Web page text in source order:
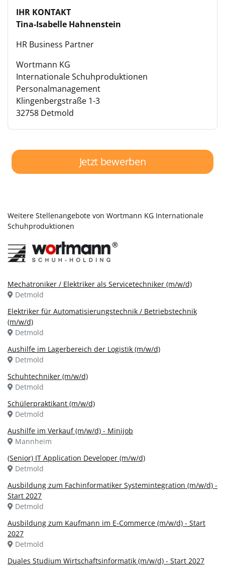
IHR KONTAKT
Tina-Isabelle Hahnenstein
HR Business Partner
Wortmann KG
Internationale Schuhproduktionen
Personalmanagement
Klingenbergstraße 1-3
32758 Detmold
Jetzt bewerben
Weitere Stellenangebote von Wortmann KG Internationale
Schuhproduktionen
Mechatroniker / Elektriker als Servicetechniker (m/w/d)
Detmold
Elektriker für Automatisierungstechnik / Betriebstechnik
(m/w/d)
Detmold
Aushilfe im Lagerbereich der Logistik (m/w/d)
Detmold
Schuhtechniker (m/w/d)
Detmold
Schülerpraktikant (m/w/d)
Detmold
Aushilfe im Verkauf (m/w/d) - Minijob
Mannheim
(Senior) IT Application Developer (m/w/d)
Detmold
Ausbildung zum Fachinformatiker Systemintegration (m/w/d) -
Start 2027
Detmold
Ausbildung zum Kaufmann im E-Commerce (m/w/d) - Start
2027
Detmold
Duales Studium Wirtschaftsinformatik (m/w/d) - Start 2027